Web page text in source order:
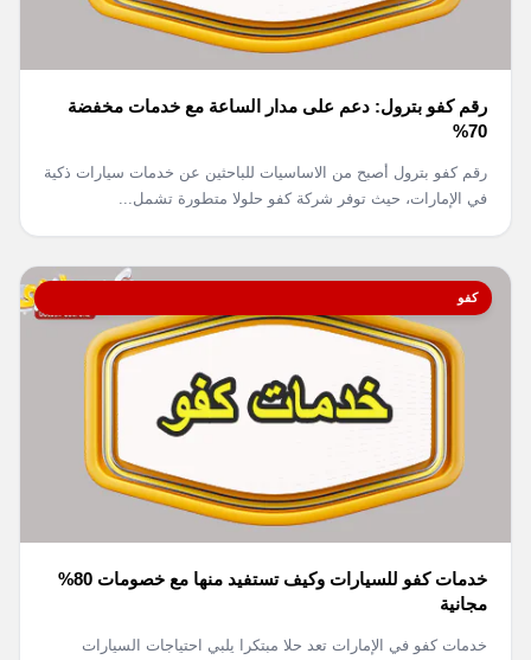
رقم كفو بترول: دعم على مدار الساعة مع خدمات مخفضة
70%
رقم كفو بترول أصبح من الاساسيات للباحثين عن خدمات سيارات ذكية
في الإمارات، حيث توفر شركة كفو حلولا متطورة تشمل...
كفو
خدمات كفو للسيارات وكيف تستفيد منها مع خصومات 80%
مجانية
خدمات كفو في الإمارات تعد حلا مبتكرا يلبي احتياجات السيارات